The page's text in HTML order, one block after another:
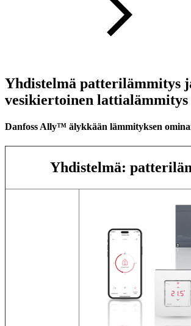
Yhdistelmä patterilämmitys
vesikiertoinen lattialämmitys
Danfoss Ally™ älykkään lämmityksen
Yhdistelmä: